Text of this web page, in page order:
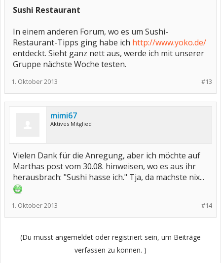
Sushi Restaurant
In einem anderen Forum, wo es um Sushi-
Restaurant-Tipps ging habe ich http://www.yoko.de/
entdeckt. Sieht ganz nett aus, werde ich mit unserer
Gruppe nächste Woche testen.
#13
1. Oktober 2013
mimi67
Aktives Mitglied
Vielen Dank für die Anregung, aber ich möchte auf
Marthas post vom 30.08. hinweisen, wo es aus ihr
herausbrach: "Sushi hasse ich." Tja, da machste nix...
#14
1. Oktober 2013
(Du musst angemeldet oder registriert sein, um Beiträge
verfassen zu können. )